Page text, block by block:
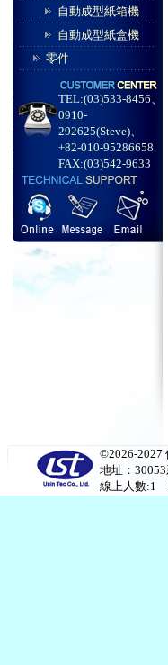
自動成型紙箱機
自動成型紙盒機
零件
TEL:(03)533-8456、
0910-
292625(Steve)、
+82-010-95286658
FAX:(03)542-9633
©2026-2027
地址：
線上人數:1